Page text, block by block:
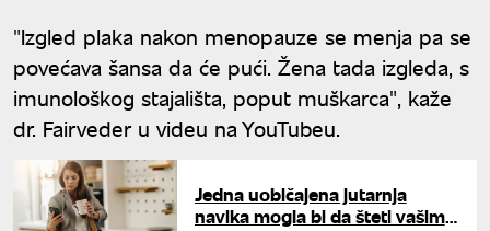
"Izgled plaka nakon menopauze se menja pa se
povećava šansa da će pući. Žena tada izgleda, s
imunološkog stajališta, poput muškarca", kaže
dr. Fairveder u videu na YouTubeu.
Jedna uobičajena jutarnja
navika mogla bi da šteti vašim